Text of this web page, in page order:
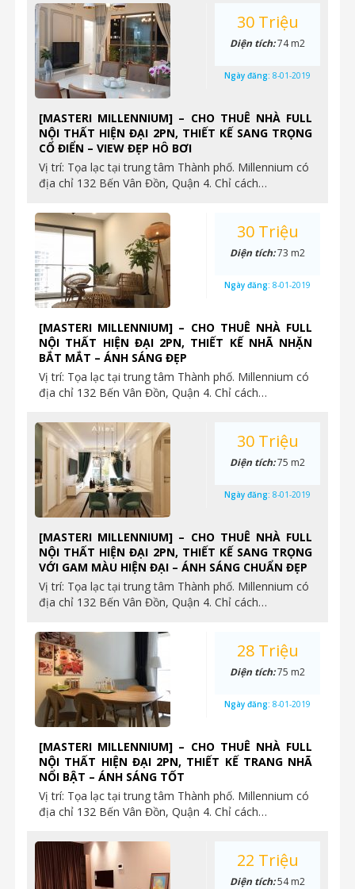
[MASTERI MILLENNIUM] – CHO THUÊ NHÀ FULL
NỘI THẤT HIỆN ĐẠI 2PN, THIẾT KẾ SANG TRỌNG
CỔ ĐIỂN – VIEW ĐẸP HÔ BƠI
Vị trí: Tọa lạc tại trung tâm Thành phố. Millennium có
địa chỉ 132 Bến Vân Đồn, Quận 4. Chỉ cách…
30 Triệu
Diện tích:74 m2
Ngày đăng: 8-01-2019
[MASTERI MILLENNIUM] – CHO THUÊ NHÀ FULL
NỘI THẤT HIỆN ĐẠI 2PN, THIẾT KẾ NHÃ NHẶN
BẮT MẮT – ÁNH SÁNG ĐẸP
Vị trí: Tọa lạc tại trung tâm Thành phố. Millennium có
địa chỉ 132 Bến Vân Đồn, Quận 4. Chỉ cách…
30 Triệu
Diện tích:73 m2
Ngày đăng: 8-01-2019
[MASTERI MILLENNIUM] – CHO THUÊ NHÀ FULL
NỘI THẤT HIỆN ĐẠI 2PN, THIẾT KẾ SANG TRỌNG
VỚI GAM MÀU HIỆN ĐẠI – ÁNH SÁNG CHUẨN ĐẸP
Vị trí: Tọa lạc tại trung tâm Thành phố. Millennium có
địa chỉ 132 Bến Vân Đồn, Quận 4. Chỉ cách…
30 Triệu
Diện tích:75 m2
Ngày đăng: 8-01-2019
[MASTERI MILLENNIUM] – CHO THUÊ NHÀ FULL
NỘI THẤT HIỆN ĐẠI 2PN, THIẾT KẾ TRANG NHÃ
NỔI BẬT – ÁNH SÁNG TỐT
Vị trí: Tọa lạc tại trung tâm Thành phố. Millennium có
địa chỉ 132 Bến Vân Đồn, Quận 4. Chỉ cách…
28 Triệu
Diện tích:75 m2
Ngày đăng: 8-01-2019
22 Triệu
Diện tích:54 m2